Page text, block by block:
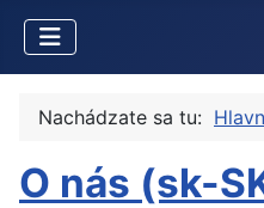
Nachádzate sa tu:
O nás (sk-